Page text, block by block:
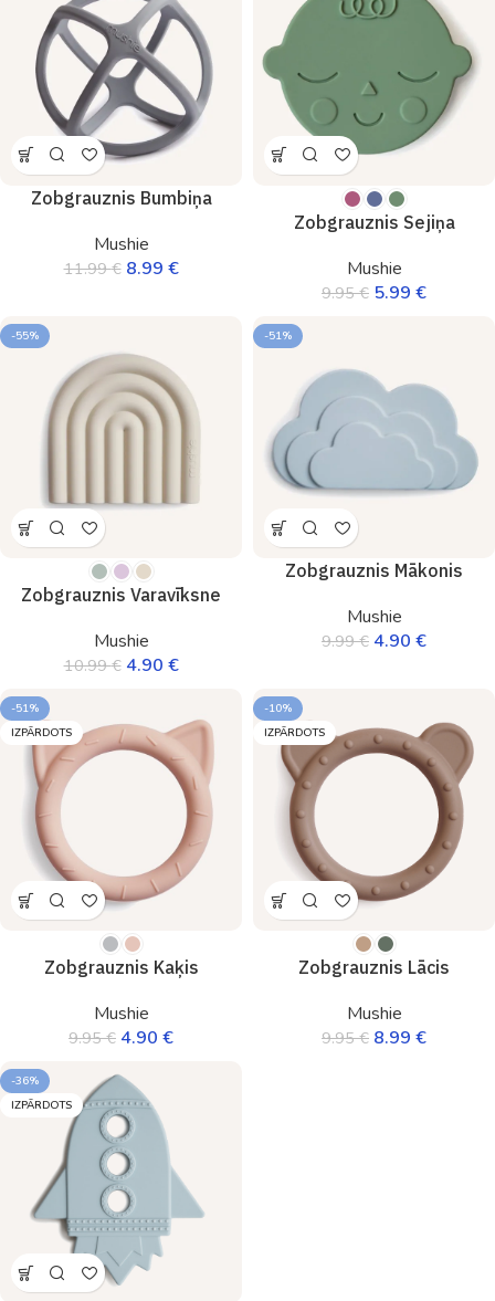
Zobgrauznis Bumbiņa
Mushie
11.99€ 8.99 €
Zobgrauznis Sejiņa
Mushie
9.95€ 5.99 €
-55%
Zobgrauznis Varavīksne
Mushie
10.99€ 4.90 €
-51%
Zobgrauznis Mākonis
Mushie
9.99€ 4.90 €
-51%
IZPĀRDOTS
Zobgrauznis Kaķis
Mushie
9.95€ 4.90 €
-10%
IZPĀRDOTS
Zobgrauznis Lācis
Mushie
9.95€ 8.99 €
-36%
IZPĀRDOTS